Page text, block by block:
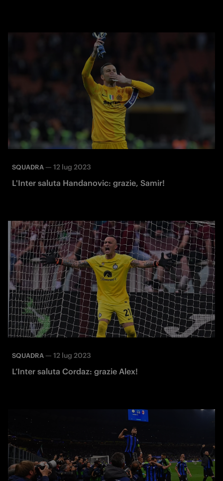
SQUADRA — 12 lug 2023
L'Inter saluta Handanovic: grazie, Samir!
SQUADRA — 12 lug 2023
L’Inter saluta Cordaz: grazie Alex!